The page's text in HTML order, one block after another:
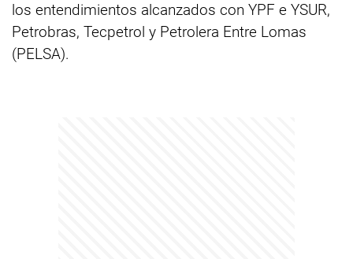
los entendimientos alcanzados con YPF e YSUR,
Petrobras, Tecpetrol y Petrolera Entre Lomas
(PELSA).